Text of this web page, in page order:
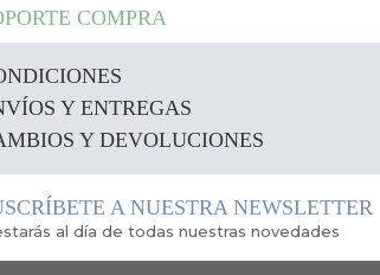
COMPRA
Y ENTREGAS
Y DEVOLUCIONES
A NUESTRA NEWSLETTER
al día de todas nuestras novedades